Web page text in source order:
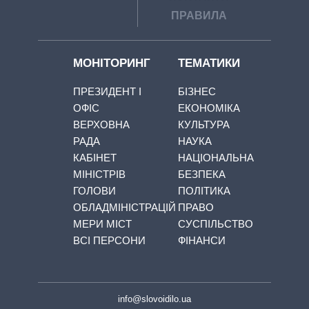
ПРАВИЛА
МОНІТОРИНГ
ПРЕЗИДЕНТ І
ОФІС
ВЕРХОВНА
РАДА
КАБІНЕТ
МІНІСТРІВ
ГОЛОВИ
ОБЛАДМІНІСТРАЦІЙ
МЕРИ МІСТ
ВСІ ПЕРСОНИ
ТЕМАТИКИ
БІЗНЕС
ЕКОНОМІКА
КУЛЬТУРА
НАУКА
НАЦІОНАЛЬНА
БЕЗПЕКА
ПОЛІТИКА
ПРАВО
СУСПІЛЬСТВО
ФІНАНСИ
info@slovoidilo.ua